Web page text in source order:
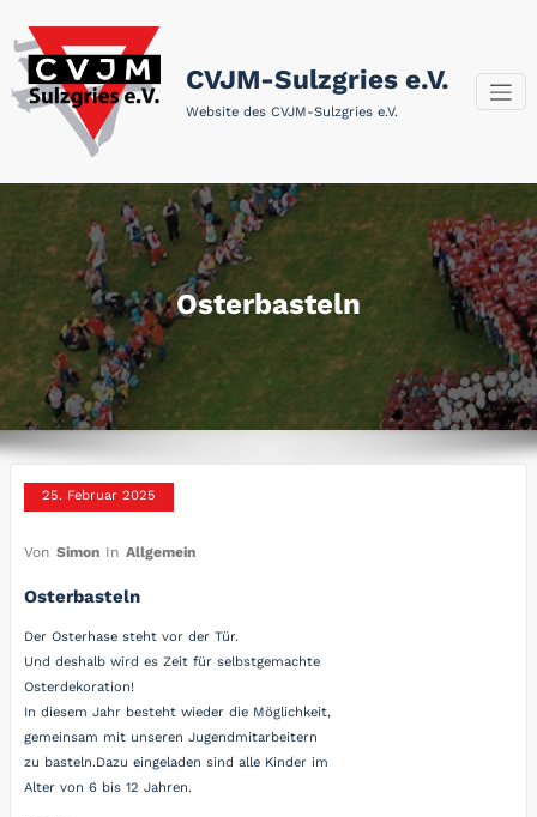
Inhalt
springen
CVJM-Sulzgries e.V.
Website des CVJM-Sulzgries e.V.
Osterbasteln
25. Februar 2025
Von Simon In Allgemein
Osterbasteln
Der Osterhase steht vor der Tür.
Und deshalb wird es Zeit für selbstgemachte
Osterdekoration!
In diesem Jahr besteht wieder die Möglichkeit,
gemeinsam mit unseren Jugendmitarbeitern
zu basteln.Dazu eingeladen sind alle Kinder im
Alter von 6 bis 12 Jahren.